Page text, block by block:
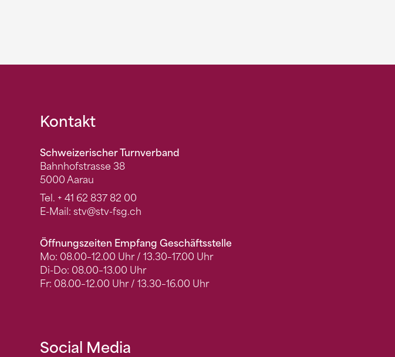
Fusszeile
Kontakt
Schweizerischer Turnverband
Bahnhofstrasse 38
5000 Aarau
Tel. + 41 62 837 82 00
E-Mail: stv@stv-fsg.ch
Öffnungszeiten Empfang Geschäftsstelle
Mo: 08.00–12.00 Uhr / 13.30–17.00 Uhr
Di-Do: 08.00–13.00 Uhr
Fr: 08.00–12.00 Uhr / 13.30–16.00 Uhr
Social Media